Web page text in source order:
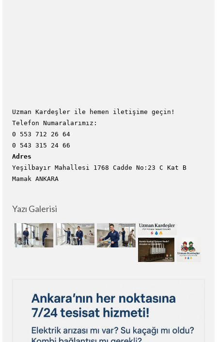
Uzman Kardeşler ile hemen iletişime geçin!
Telefon Numaralarımız:
0 553 712 26 64
0 543 315 24 66
Adres
Yeşilbayır Mahallesi 1768 Cadde No:23 C Kat B
Mamak ANKARA
Yazı Galerisi